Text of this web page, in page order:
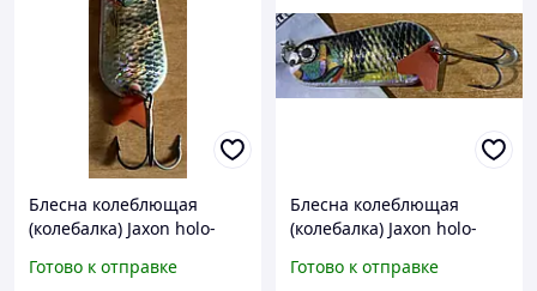
Блесна колеблющая
(колебалка) Jaxon holo-
Готово к отправке
Блесна колеблющая
(колебалка) Jaxon holo-
Готово к отправке